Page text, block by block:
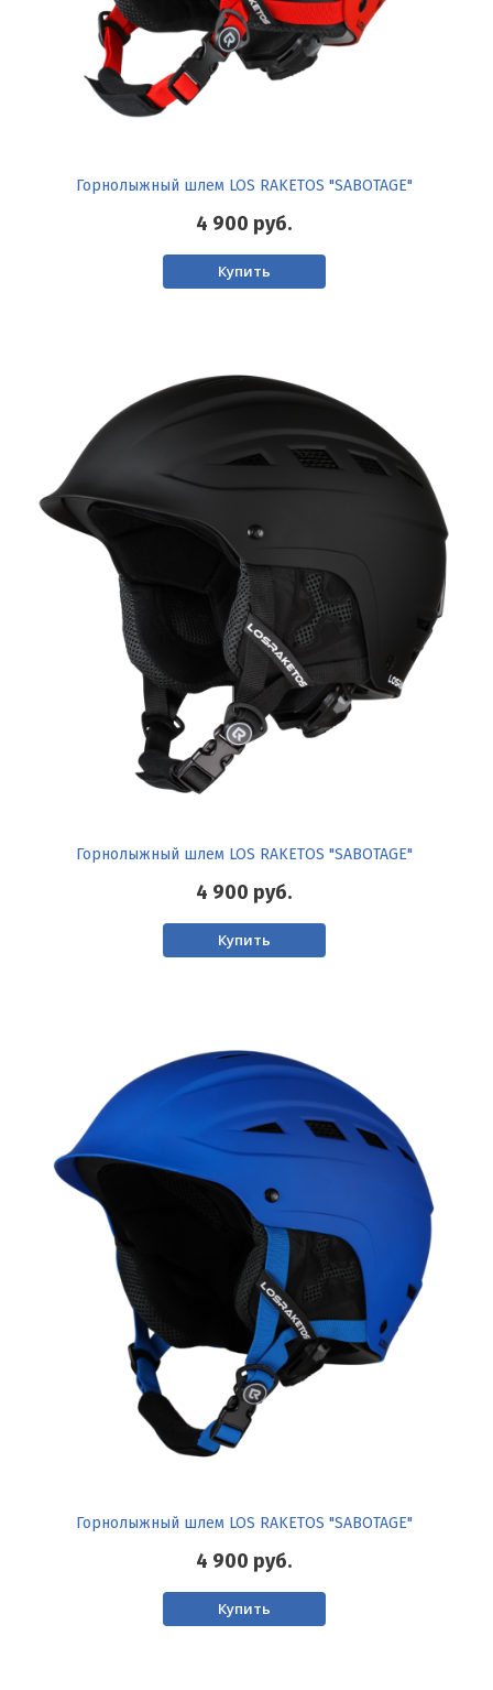
Горнолыжный шлем LOS RAKETOS "SABOTAGE"
4 900 руб.
Купить
Горнолыжный шлем LOS RAKETOS "SABOTAGE"
4 900 руб.
Купить
Горнолыжный шлем LOS RAKETOS "SABOTAGE"
4 900 руб.
Купить